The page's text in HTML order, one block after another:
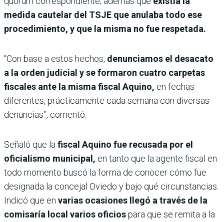
medida cautelar del TSJE que anulaba todo ese
procedimiento, y que la misma no fue respetada.
“Con base a estos hechos, denunciamos el desacato
a la orden judicial y se formaron cuatro carpetas
fiscales ante la misma fiscal Aquino, en fechas
diferentes, prácticamente cada semana con diversas
denuncias”, comentó.
Señaló que lafiscal Aquino fue recusada por el
oficialismo municipal, en tanto que la agente fiscal en
todo momento buscó la forma de conocer cómo fue
designada la concejal Oviedo y bajo qué circunstancias.
Indicó que en varias ocasiones llegó a través de la
comisaría local varios oficiospara que se remita a la